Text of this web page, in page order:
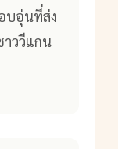
บอุ่นที่ส่ง
าววีแกน